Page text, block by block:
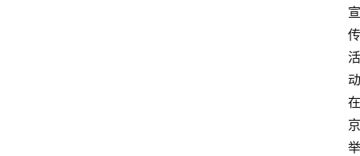
宣
传
活
动
在
京
举